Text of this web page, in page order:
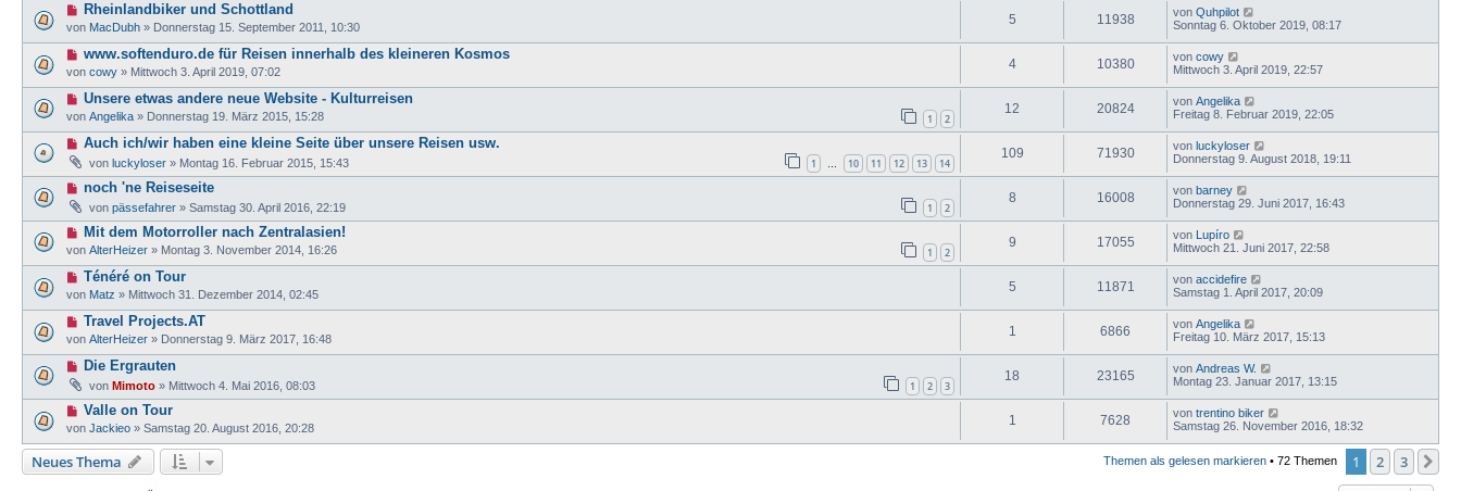
Rheinlandbiker und Schottland
von MacDubh » Donnerstag 15. September 2011, 10:30
5 11938 von Quhpilot
Sonntag 6. Oktober 2019, 08:17
www.softenduro.de für Reisen innerhalb des kleineren Kosmos
von cowy » Mittwoch 3. April 2019, 07:02
4 10380 von cowy
Mittwoch 3. April 2019, 22:57
Unsere etwas andere neue Website - Kulturreisen
von Angelika » Donnerstag 19. März 2015, 15:28 1 2
12 20824 von Angelika
Freitag 8. Februar 2019, 22:05
Auch ich/wir haben eine kleine Seite über unsere Reisen usw.
von luckyloser » Montag 16. Februar 2015, 15:43 1 … 10 11 12 13 14
109 71930 von luckyloser
Donnerstag 9. August 2018, 19:11
noch 'ne Reiseseite
von pässefahrer » Samstag 30. April 2016, 22:19 1 2
8 16008 von barney
Donnerstag 29. Juni 2017, 16:43
Mit dem Motorroller nach Zentralasien!
von AlterHeizer » Montag 3. November 2014, 16:26 1 2
9 17055 von Lupíro
Mittwoch 21. Juni 2017, 22:58
Ténéré on Tour
von Matz » Mittwoch 31. Dezember 2014, 02:45
5 11871 von accidefire
Samstag 1. April 2017, 20:09
Travel Projects.AT
von AlterHeizer » Donnerstag 9. März 2017, 16:48
1 6866 von Angelika
Freitag 10. März 2017, 15:13
Die Ergrauten
von Mimoto » Mittwoch 4. Mai 2016, 08:03 1 2 3
18 23165 von Andreas W.
Montag 23. Januar 2017, 13:15
Valle on Tour
von Jackieo » Samstag 20. August 2016, 20:28
1 7628 von trentino biker
Samstag 26. November 2016, 18:32
Neues Thema Themen als gelesen markieren • 72 Themen 1 2 3